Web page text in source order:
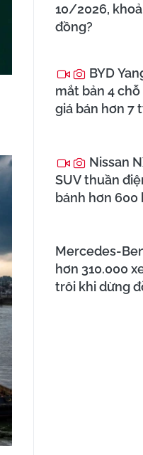
10/2026,
đồng?
BYD
mắt bản 4
giá bán hơn 7
Nissan
SUV thuần
bánh hơn 600
Mercedes-
hơn 310.000
trôi khi dừng